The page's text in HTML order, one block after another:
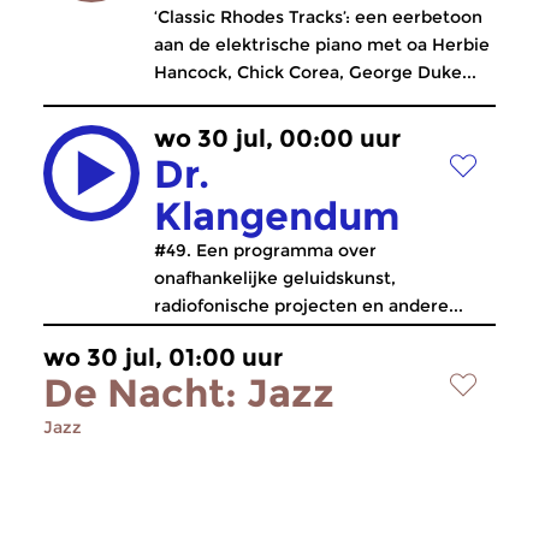
‘Classic Rhodes Tracks’: een eerbetoon
aan de elektrische piano met oa Herbie
Hancock, Chick Corea, George Duke...
wo 30 jul, 00:00 uur
Dr.
Klangendum
#49. Een programma over
onafhankelijke geluidskunst,
radiofonische projecten en andere...
wo 30 jul, 01:00 uur
De Nacht: Jazz
Jazz